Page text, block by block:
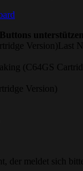
Version)Last
(C64GS
Version)
der meldet sich